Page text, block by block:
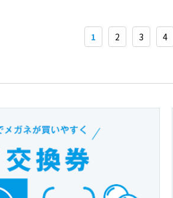
1 2 3 4